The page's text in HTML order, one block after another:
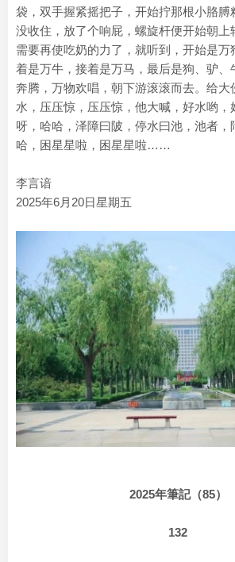
袋，双手握紧摇把子，开始拧那根小胳膊
没收住，放了个响屁，螺旋杆便开始朝上
需要再使吃奶的力了，就听到，开始是
着是万牛，接着是万马，最后是狗、驴、
奔腾，万物欢唱，朝下游滚滚而去。给大
水，压压惊，压压惊，他大喊，好水哟，
呀，哈哈，泽障曰陂，停水曰池，池者，
哈，困星星啦，困星星啦……
李言谙
2025年6月20日星期五
2025年筆記（85）
132